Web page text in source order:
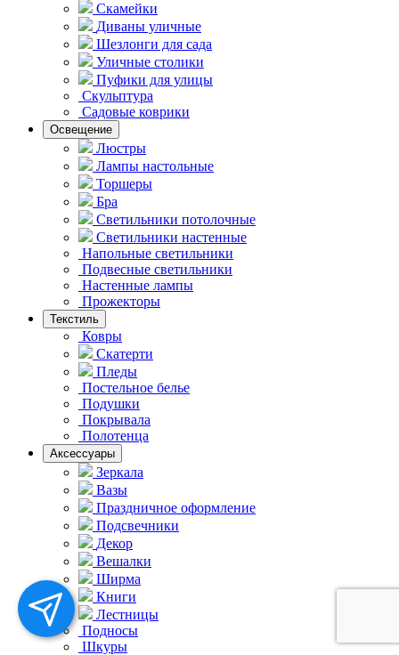
Скамейки
Диваны уличные
Шезлонги для сада
Уличные столики
Пуфики для улицы
Скульптура
Садовые коврики
Освещение
Люстры
Лампы настольные
Торшеры
Бра
Светильники потолочные
Светильники настенные
Напольные светильники
Подвесные светильники
Hастенные лампы
Прожекторы
Текстиль
Ковры
Скатерти
Пледы
Постельное белье
Подушки
Покрывала
Полотенца
Аксессуары
Зеркала
Вазы
Праздничное оформление
Подсвечники
Декор
Вешалки
Ширма
Книги
Лестницы
Подносы
Шкуры